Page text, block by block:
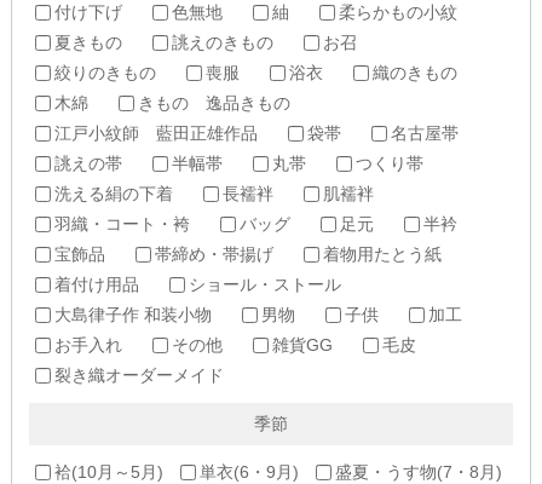
付け下げ
色無地 紬
柔らかもの小紋
夏きもの
誂えのきもの
お召
絞りのきもの
喪服 浴衣
織のきもの
木綿
きもの 逸品きもの
江戸小紋師 藍田正雄作品
袋帯
名古屋帯
誂えの帯
半幅帯 丸帯
つくり帯
洗える絹の下着
長襦袢
肌襦袢
羽織・コート・袴
バッグ 足元
半衿
宝飾品
帯締め・帯揚げ
着物用たとう紙
着付け用品
ショール・ストール
大島律子作 和装小物
男物 子供
加工
お手入れ
その他 雑貨GG
毛皮
裂き織オーダーメイド
季節
袷(10月～5月) 単衣(6・9月) 盛夏・うす物(7・8月)